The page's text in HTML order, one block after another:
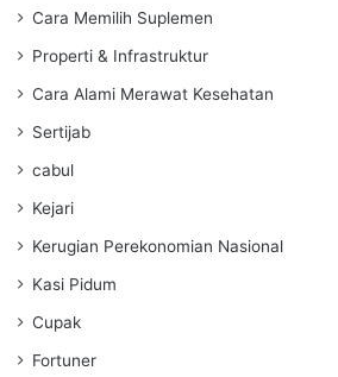
Cara Memilih Suplemen
Properti & Infrastruktur
Cara Alami Merawat Kesehatan
Sertijab
cabul
Kejari
Kerugian Perekonomian Nasional
Kasi Pidum
Cupak
Fortuner